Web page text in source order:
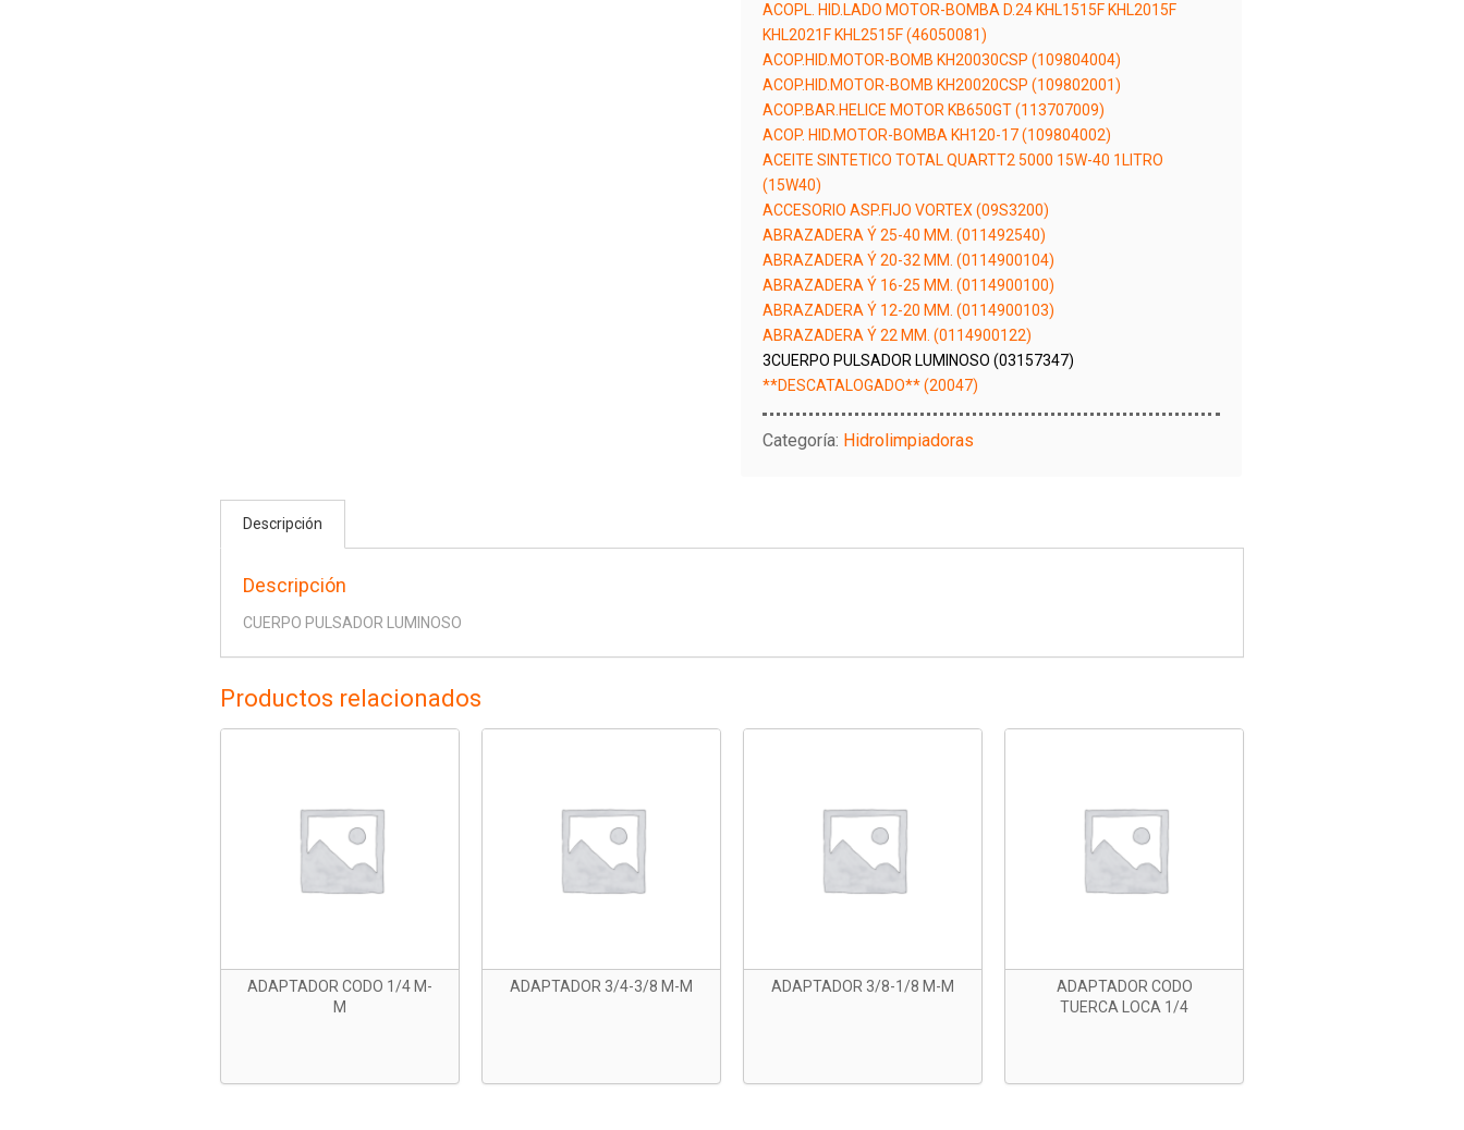
ACOPL. HID.LADO MOTOR-BOMBA D.24 KHL1515F KHL2015F
KHL2021F KHL2515F (46050081)
ACOP.HID.MOTOR-BOMB KH20030CSP (109804004)
ACOP.HID.MOTOR-BOMB KH20020CSP (109802001)
ACOP.BAR.HELICE MOTOR KB650GT (113707009)
ACOP. HID.MOTOR-BOMBA KH120-17 (109804002)
ACEITE SINTETICO TOTAL QUARTT2 5000 15W-40 1LITRO
(15W40)
ACCESORIO ASP.FIJO VORTEX (09S3200)
ABRAZADERA Ý 25-40 MM. (011492540)
ABRAZADERA Ý 20-32 MM. (0114900104)
ABRAZADERA Ý 16-25 MM. (0114900100)
ABRAZADERA Ý 12-20 MM. (0114900103)
ABRAZADERA Ý 22 MM. (0114900122)
3CUERPO PULSADOR LUMINOSO (03157347)
**DESCATALOGADO** (20047)
Categoría: Hidrolimpiadoras
Descripción
Descripción
CUERPO PULSADOR LUMINOSO
Productos relacionados
ADAPTADOR CODO 1/4 M-
M
ADAPTADOR 3/4-3/8 M-M ADAPTADOR 3/8-1/8 M-M
ADAPTADOR CODO
TUERCA LOCA 1/4